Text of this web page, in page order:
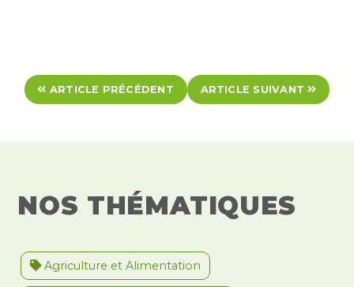
ARTICLE PRÉCÉDENT ARTICLE SUIVANT
NOS THÉMATIQUES
Agriculture et Alimentation